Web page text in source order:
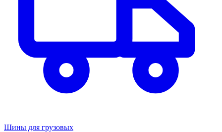
Шины для грузовых